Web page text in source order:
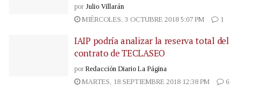
por Julio Villarán
MIÉRCOLES, 3 OCTUBRE 2018 5:07 PM
1
IAIP podría analizar la reserva total del
contrato de TECLASEO
por Redacción Diario La Página
MARTES, 18 SEPTIEMBRE 2018 12:38 PM
6